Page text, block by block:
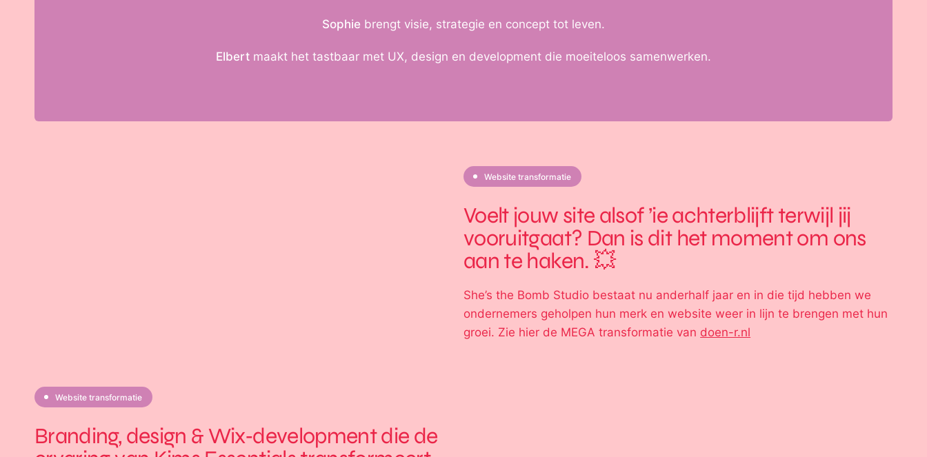
Sophie brengt visie, strategie en concept tot leven.
Elbert maakt het tastbaar met UX, design en development die moeiteloos samenwerken.
Website transformatie
Voelt jouw site alsof ’ie achterblijft terwijl jij
vooruitgaat? Dan is dit het moment om ons
aan te haken. 💥
She’s the Bomb Studio bestaat nu anderhalf jaar en in die tijd hebben we
ondernemers geholpen hun merk en website weer in lijn te brengen met hun
groei. Zie hier de MEGA transformatie van doen-r.nl
Website transformatie
Branding, design & Wix‑development die de